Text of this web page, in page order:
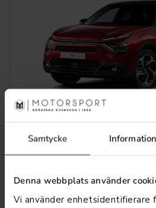
Samtycke Information
Denna webbplats använder
Vi använder enhetsidentifierare